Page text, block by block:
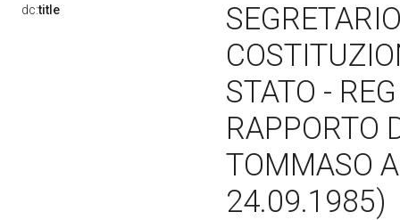
dc:title
STATO -
RAPPORTO
TOMMASO
24.09.1985)